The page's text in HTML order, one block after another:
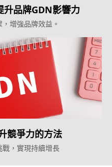
升品牌GDN影響力
增強品牌效益。
競爭力的方法
，實現持續增長